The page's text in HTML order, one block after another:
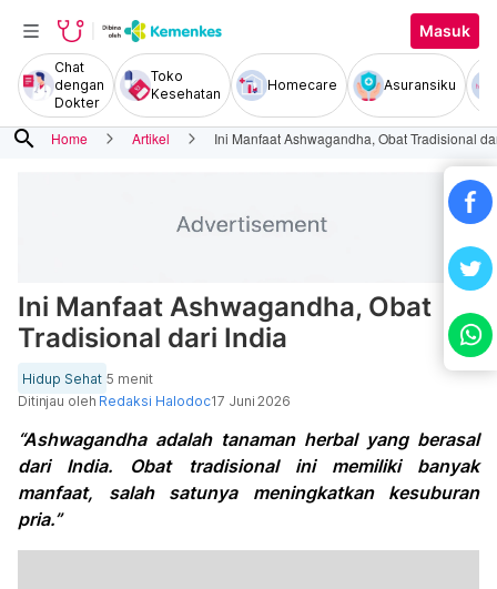
Masuk
Chat
dengan
Dokter
Toko
Kesehatan
Homecare Asuransiku
search Home Artikel Ini Manfaat Ashwagandha, Obat Tradisional
Ini Manfaat Ashwagandha, Obat
Tradisional dari India
Hidup Sehat 5 menit
Ditinjau oleh Redaksi Halodoc17 Juni 2026
“Ashwagandha adalah tanaman herbal yang berasal
dari India. Obat tradisional ini memiliki banyak
manfaat, salah satunya meningkatkan kesuburan
pria.”